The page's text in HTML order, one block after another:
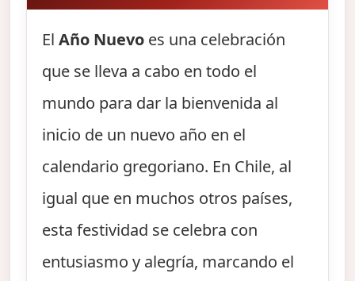
ElAño Nuevo es una celebración
que se lleva a cabo en todo el
mundo para dar la bienvenida al
inicio de un nuevo año en el
calendario gregoriano. En Chile, al
igual que en muchos otros países,
esta festividad se celebra con
entusiasmo y alegría, marcando el